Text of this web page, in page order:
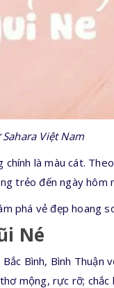
Việt Nam
là màu cát.
trẻo đến ngày hôm
phá vẻ đẹp hoang
Né
Bình, Bình
mộng, rực rỡ;